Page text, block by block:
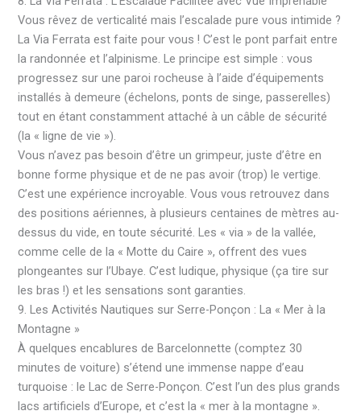
Vous rêvez de verticalité mais l’escalade pure vous intimide ?
La Via Ferrata est faite pour vous ! C’est le pont parfait entre
la randonnée et l’alpinisme. Le principe est simple : vous
progressez sur une paroi rocheuse à l’aide d’équipements
installés à demeure (échelons, ponts de singe, passerelles)
tout en étant constamment attaché à un câble de sécurité
(la « ligne de vie »).
Vous n’avez pas besoin d’être un grimpeur, juste d’être en
bonne forme physique et de ne pas avoir (trop) le vertige.
C’est une expérience incroyable. Vous vous retrouvez dans
des positions aériennes, à plusieurs centaines de mètres au-
dessus du vide, en toute sécurité. Les « via » de la vallée,
comme celle de la « Motte du Caire », offrent des vues
plongeantes sur l’Ubaye. C’est ludique, physique (ça tire sur
les bras !) et les sensations sont garanties.
9. Les Activités Nautiques sur Serre-Ponçon : La « Mer à la
Montagne »
À quelques encablures de Barcelonnette (comptez 30
minutes de voiture) s’étend une immense nappe d’eau
turquoise : le Lac de Serre-Ponçon. C’est l’un des plus grands
lacs artificiels d’Europe, et c’est la « mer à la montagne ».